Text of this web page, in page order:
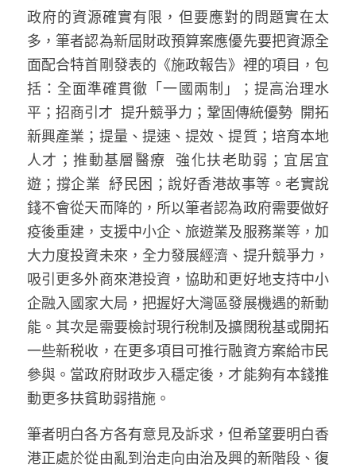
汪明欣專欄
張美雄專欄
莊豪鋒專欄
香港科技專上書院｜專欄
政府的資源確實有限，但要應對的問題實在太
多，筆者認為新屆財政預算案應優先要把資源全
面配合特首剛發表的《施政報告》裡的項目，包
括：全面準確貫徹「一國兩制」；提高治理水
平；招商引才  提升競爭力；鞏固傳統優勢  開拓
新興產業；提量、提速、提效、提質；培育本地
人才；推動基層醫療  強化扶老助弱；宜居宜
遊；撐企業  紓民困；說好香港故事等。老實說
錢不會從天而降的，所以筆者認為政府需要做好
疫後重建，支援中小企、旅遊業及服務業等，加
大力度投資未來，全力發展經濟、提升競爭力，
吸引更多外商來港投資，協助和更好地支持中小
企融入國家大局，把握好大灣區發展機遇的新動
能。其次是需要檢討現行稅制及擴闊稅基或開拓
一些新税收，在更多項目可推行融資方案給市民
參與。當政府財政步入穩定後，才能夠有本錢推
動更多扶貧助弱措施。
筆者明白各方各有意見及訴求，但希望要明白香
港正處於從由亂到治走向由治及興的新階段、復